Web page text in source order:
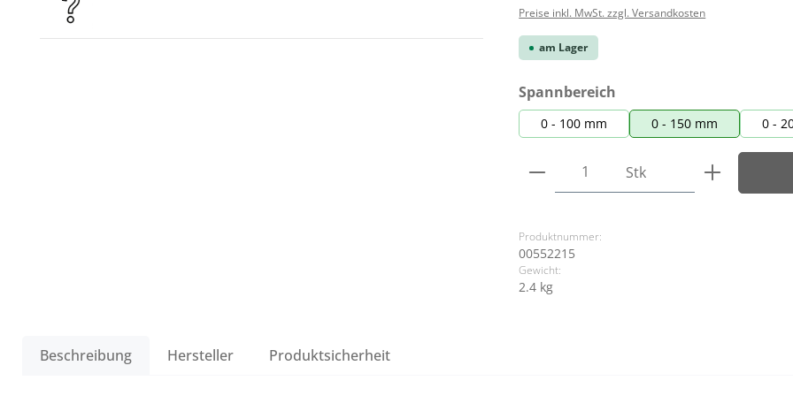
Preise inkl. MwSt. zzgl. Versandkosten
am Lager
Spannbereich
0 - 100 mm 0 - 150 mm 0 -
Produkt Anzahl: Gib den
Stk
Produktnummer:
00552215
Gewicht:
2.4 kg
Beschreibung Hersteller Produktsicherheit